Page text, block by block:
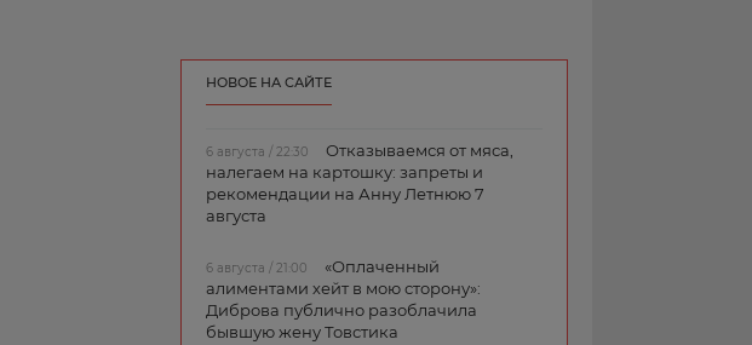
НОВОЕ НА САЙТЕ
6 августа / 22:30
Отказываемся от мяса,
налегаем на картошку: запреты и
рекомендации на Анну Летнюю 7
августа
6 августа / 21:00
«Оплаченный
алиментами хейт в мою сторону»:
Диброва публично разоблачила
бывшую жену Товстика